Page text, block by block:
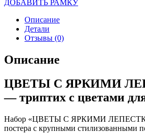
ДОБАВИТЬ РАМКУ
Описание
Детали
Отзывы (0)
Описание
ЦВЕТЫ С ЯРКИМИ
— триптих с цветами
Набор «ЦВЕТЫ С ЯРКИМИ
постера с крупными стилизованными